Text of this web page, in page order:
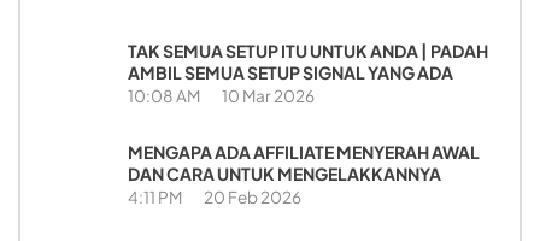
TAK SEMUA SETUP ITU UNTUK ANDA | PADAH
AMBIL SEMUA SETUP SIGNAL YANG ADA
10:08 AM 10 Mar 2026
MENGAPA ADA AFFILIATE MENYERAH AWAL
DAN CARA UNTUK MENGELAKKANNYA
4:11 PM 20 Feb 2026